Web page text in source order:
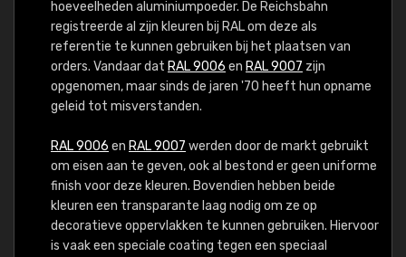
hoeveelheden aluminiumpoeder. De Reichsbahn
registreerde al zijn kleuren bij RAL om deze als
referentie te kunnen gebruiken bij het plaatsen van
orders. Vandaar dat RAL 9006 en RAL 9007 zijn
opgenomen, maar sinds de jaren '70 heeft hun opname
geleid tot misverstanden.
RAL 9006 en RAL 9007 werden door de markt gebruikt
om eisen aan te geven, ook al bestond er geen uniforme
finish voor deze kleuren. Bovendien hebben beide
kleuren een transparante laag nodig om ze op
decoratieve oppervlakken te kunnen gebruiken. Hiervoor
is vaak een speciale coating tegen een speciaal